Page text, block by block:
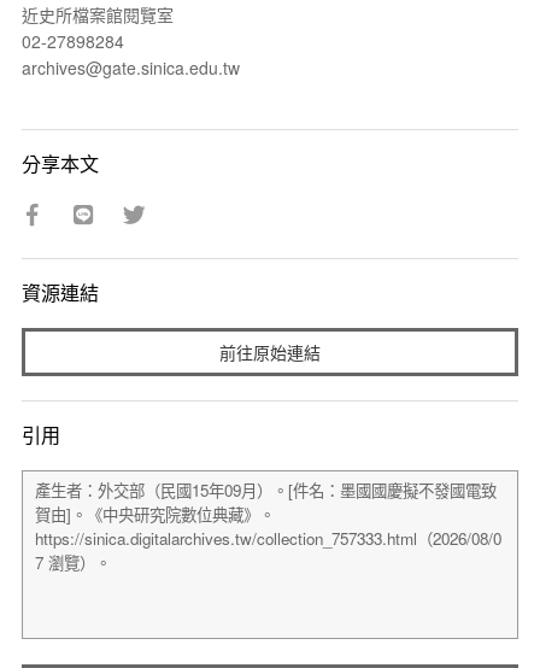
近史所檔案館閱覽室
02-27898284
archives@gate.sinica.edu.tw
分享本文
資源連結
前往原始連結
引用